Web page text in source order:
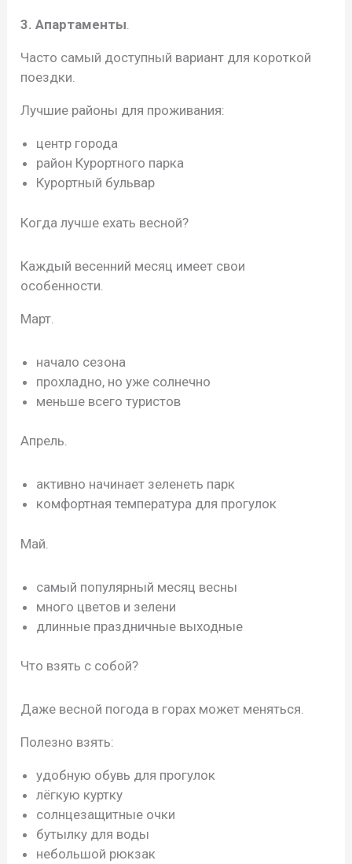
3. Апартаменты.
Часто самый доступный вариант для короткой
поездки.
Лучшие районы для проживания:
центр города
район Курортного парка
Курортный бульвар
Когда лучше ехать весной?
Каждый весенний месяц имеет свои
особенности.
Март.
начало сезона
прохладно, но уже солнечно
меньше всего туристов
Апрель.
активно начинает зеленеть парк
комфортная температура для прогулок
Май.
самый популярный месяц весны
много цветов и зелени
длинные праздничные выходные
Что взять с собой?
Даже весной погода в горах может меняться.
Полезно взять:
удобную обувь для прогулок
лёгкую куртку
солнцезащитные очки
бутылку для воды
небольшой рюкзак